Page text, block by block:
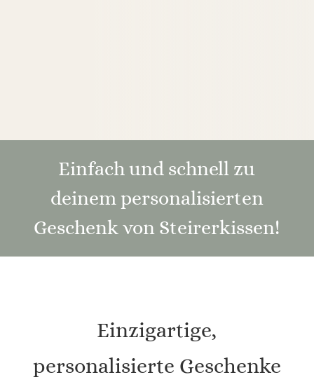
Einfach und schnell zu
deinem personalisierten
Geschenk von Steirerkissen!
Einzigartige,
personalisierte Geschenke